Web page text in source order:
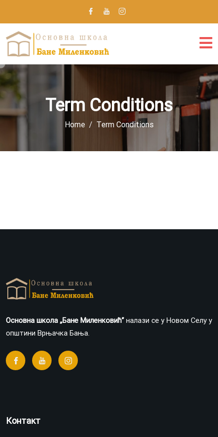
Term Conditions
Home Term Conditions
Основна школа „Бане Миленковић” налази се у Новом Селу у
општини Врњачка Бања.
Контакт